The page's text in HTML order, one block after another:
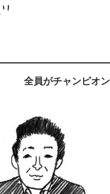
全員がチャンピオ